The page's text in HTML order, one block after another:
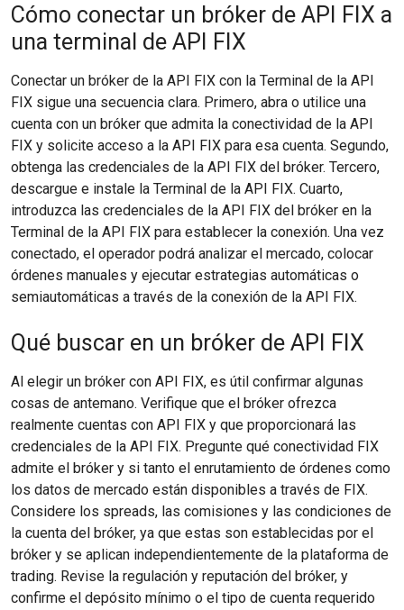
Cómo conectar un bróker de API FIX a
una terminal de API FIX
Conectar un bróker de la API FIX con la Terminal de la API
FIX sigue una secuencia clara. Primero, abra o utilice una
cuenta con un bróker que admita la conectividad de la API
FIX y solicite acceso a la API FIX para esa cuenta. Segundo,
obtenga las credenciales de la API FIX del bróker. Tercero,
descargue e instale la Terminal de la API FIX. Cuarto,
introduzca las credenciales de la API FIX del bróker en la
Terminal de la API FIX para establecer la conexión. Una vez
conectado, el operador podrá analizar el mercado, colocar
órdenes manuales y ejecutar estrategias automáticas o
semiautomáticas a través de la conexión de la API FIX.
Qué buscar en un bróker de API FIX
Al elegir un bróker con API FIX, es útil confirmar algunas
cosas de antemano. Verifique que el bróker ofrezca
realmente cuentas con API FIX y que proporcionará las
credenciales de la API FIX. Pregunte qué conectividad FIX
admite el bróker y si tanto el enrutamiento de órdenes como
los datos de mercado están disponibles a través de FIX.
Considere los spreads, las comisiones y las condiciones de
la cuenta del bróker, ya que estas son establecidas por el
bróker y se aplican independientemente de la plataforma de
trading. Revise la regulación y reputación del bróker, y
confirme el depósito mínimo o el tipo de cuenta requerido